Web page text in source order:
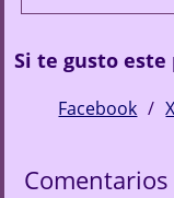
Si te gusto
Facebook X
Comentarios